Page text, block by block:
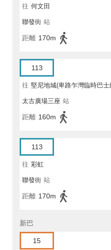
往 何文田
聯發街 站
距離 170m
113
往 堅尼地城(卑路乍灣臨時巴士
太古廣場三座 站
距離 160m
113
往 彩虹
聯發街 站
距離 170m
新巴
15